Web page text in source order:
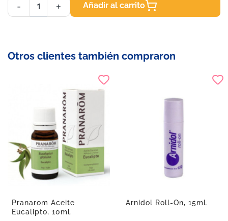
- + Añadir al carrito
Otros clientes también compraron
Pranarom Aceite
Eucalipto, 10ml.
Arnidol Roll-On, 15ml.